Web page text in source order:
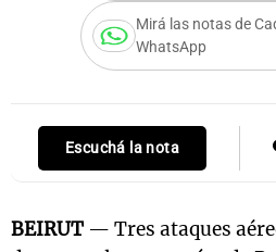
Mirá las notas de
WhatsApp
Escuchá la nota
BEIRUT — Tres ataques